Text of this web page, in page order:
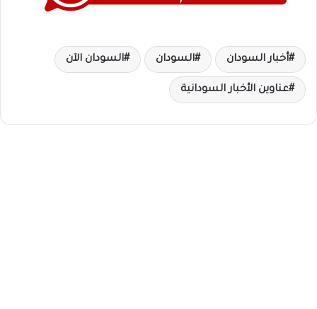
أخبار السودان السودان السودان الآن
عناوين الأخبار السودانية